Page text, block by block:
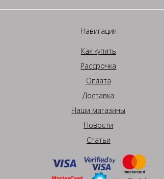
Навигация
Как купить
Рассрочка
Оплата
Доставка
Наши магазины
Новости
Статьи